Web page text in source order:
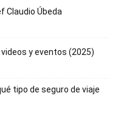
Claudio Úbeda
y eventos (2025)
tipo de seguro de viaje